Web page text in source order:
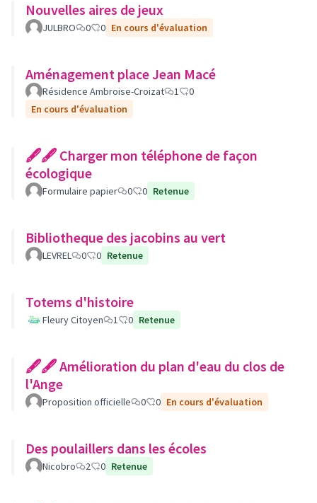
Nouvelles aires de jeux
JULBRO 0 0 En cours d'évaluation
Aménagement place Jean Macé
Résidence Ambroise-Croizat 1
0
En cours d'évaluation
🖋🖋 Charger mon téléphone de façon
écologique
Formulaire papier 0 0 Retenue
Bibliotheque des jacobins au vert
LEVREL 0 0 Retenue
Totems d'histoire
Fleury Citoyen 1 0 Retenue
🖋🖋 Amélioration du plan d'eau du clos de
l'Ange
Proposition officielle 0 0 En cours d'évaluation
Des poulaillers dans les écoles
Nicobro 2 0 Retenue